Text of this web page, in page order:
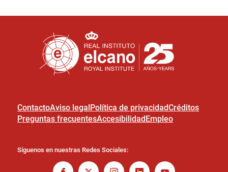
ContactoAviso legalPolítica de privacidadCréditos
Preguntas frecuentesAccesibilidadEmpleo
Síguenos en nuestras Redes Sociales: